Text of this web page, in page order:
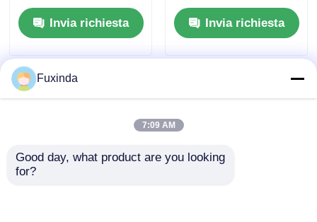
Invia richiesta
per cliniche
dentisticheInvia richiesta
Fuxinda
7:09 AM
Good day, what product are you looking
for?